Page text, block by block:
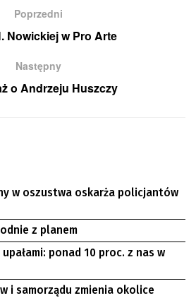
Poprzedni
Nowickiej w Pro Arte
Następny
o Andrzeju Huszczy
w oszustwa oskarża policjantów
z planem
ponad 10 proc. z nas w
i samorządu zmienia okolice